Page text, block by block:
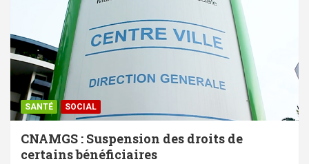
SANTÉ SOCIAL
CNAMGS : Suspension des droits de
certains bénéficiaires